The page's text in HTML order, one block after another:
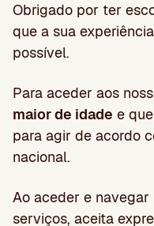
Obrigado por ter
que a sua
possível.
Para aceder aos
maior de idade e
para agir de acordo
nacional.
Ao aceder e
serviços, aceita